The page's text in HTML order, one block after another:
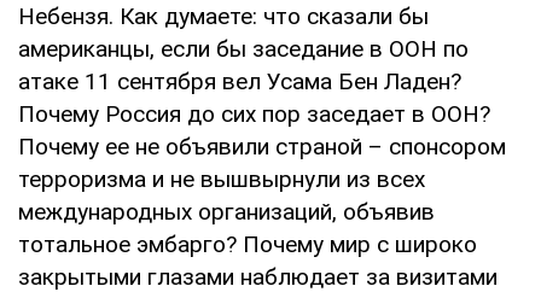
Небензя. Как думаете: что сказали бы
американцы, если бы заседание в ООН по
атаке 11 сентября вел Усама Бен Ладен?
Почему Россия до сих пор заседает в ООН?
Почему ее не объявили страной – спонсором
терроризма и не вышвырнули из всех
международных организаций, объявив
тотальное эмбарго? Почему мир с широко
закрытыми глазами наблюдает за визитами